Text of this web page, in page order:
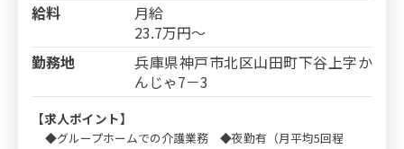
給料
月給
23.7万円～
勤務地
兵庫県神戸市北区山田町下谷上字か
んじゃ7－3
【求人ポイント】
◆グループホームでの介護業務 ◆夜勤有（月平均5回程